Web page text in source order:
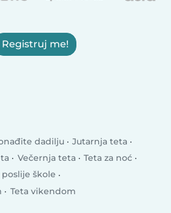
Registruj me!
dadilju
Jutarnja teta
Večernja teta
Teta za noć
poslije škole
Teta vikendom